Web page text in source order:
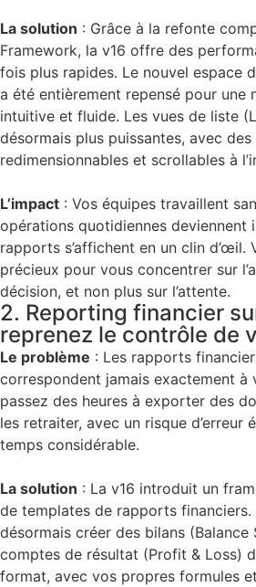
La solution : Grâce à la refonte
Framework, la v16 offre des
fois plus rapides. Le nouvel espace
a été entièrement repensé pour une
intuitive et fluide. Les vues de liste
désormais plus puissantes, avec
redimensionnables et scrollables à
L’impact : Vos équipes travaillent
opérations quotidiennes deviennent
rapports s’affichent en un clin d’œil.
précieux pour vous concentrer sur
décision, et non plus sur l’attente.
2. Reporting financier
reprenez le contrôle de
Le problème : Les rapports
correspondent jamais exactement à
passez des heures à exporter des
les retraiter, avec un risque d’erreur
temps considérable.
La solution : La v16 introduit un
de templates de rapports financiers.
désormais créer des bilans (Balance
comptes de résultat (Profit & Loss)
format, avec vos propres formules